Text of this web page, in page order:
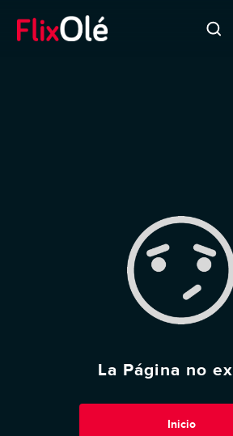
La Página no
Inicio